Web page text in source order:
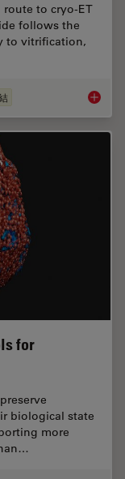
route to cryo-ET
follows the
to vitrification,
Waffle
for
biological state
more